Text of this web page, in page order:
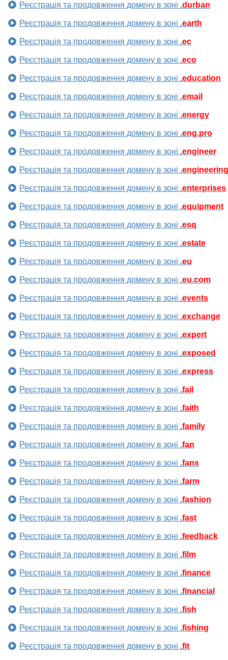
Реєстрація та продовження домену в зоні .durban
Реєстрація та продовження домену в зоні .earth
Реєстрація та продовження домену в зоні .ec
Реєстрація та продовження домену в зоні .eco
Реєстрація та продовження домену в зоні .education
Реєстрація та продовження домену в зоні .email
Реєстрація та продовження домену в зоні .energy
Реєстрація та продовження домену в зоні .eng.pro
Реєстрація та продовження домену в зоні .engineer
Реєстрація та продовження домену в зоні .engineering
Реєстрація та продовження домену в зоні .enterprises
Реєстрація та продовження домену в зоні .equipment
Реєстрація та продовження домену в зоні .esq
Реєстрація та продовження домену в зоні .estate
Реєстрація та продовження домену в зоні .eu
Реєстрація та продовження домену в зоні .eu.com
Реєстрація та продовження домену в зоні .events
Реєстрація та продовження домену в зоні .exchange
Реєстрація та продовження домену в зоні .expert
Реєстрація та продовження домену в зоні .exposed
Реєстрація та продовження домену в зоні .express
Реєстрація та продовження домену в зоні .fail
Реєстрація та продовження домену в зоні .faith
Реєстрація та продовження домену в зоні .family
Реєстрація та продовження домену в зоні .fan
Реєстрація та продовження домену в зоні .fans
Реєстрація та продовження домену в зоні .farm
Реєстрація та продовження домену в зоні .fashion
Реєстрація та продовження домену в зоні .fast
Реєстрація та продовження домену в зоні .feedback
Реєстрація та продовження домену в зоні .film
Реєстрація та продовження домену в зоні .finance
Реєстрація та продовження домену в зоні .financial
Реєстрація та продовження домену в зоні .fish
Реєстрація та продовження домену в зоні .fishing
Реєстрація та продовження домену в зоні .fit